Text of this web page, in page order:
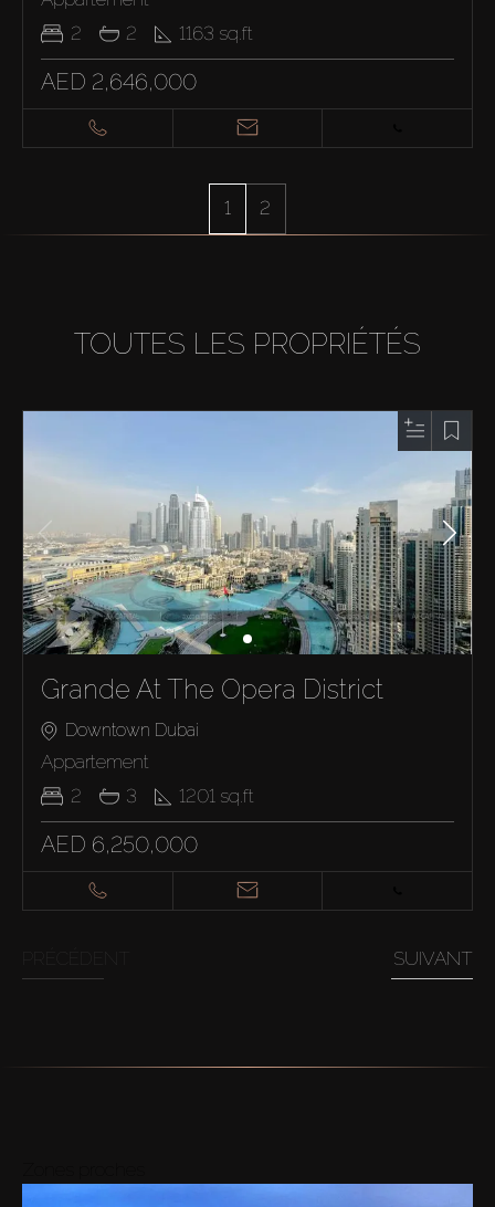
2
2 1163 sq.ft
AED 2,646,000
1 2
TOUTES LES PROPRIÉTÉS
Grande At The Opera District
Downtown Dubai
Appartement
2
3 1201 sq.ft
AED 6,250,000
SUIVANT